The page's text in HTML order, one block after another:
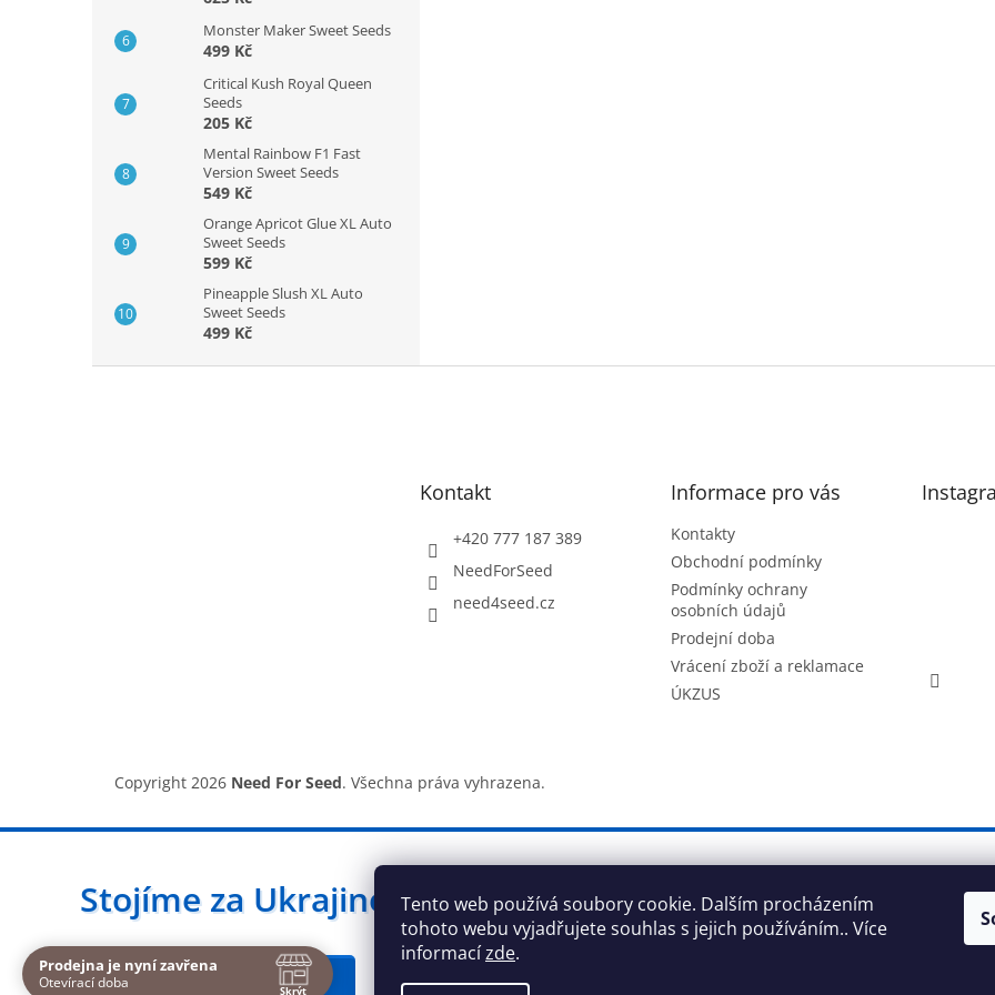
Tento web používá soubory cookie. Dalším procházením
tohoto webu vyjadřujete souhlas s jejich používáním.. Více
informacízde.
Monster Maker Sweet Seeds
499 Kč
Critical Kush Royal Queen
Seeds
205 Kč
Mental Rainbow F1 Fast
Version Sweet Seeds
549 Kč
Orange Apricot Glue XL Auto
Sweet Seeds
599 Kč
Pineapple Slush XL Auto
Sweet Seeds
499 Kč
Kontakt
+420 777 187 389
NeedForSeed
need4seed.cz
Informace pro vás
Kontakty
Obchodní podmínky
Podmínky ochrany
osobních údajů
Prodejní doba
Vrácení zboží a reklamace
ÚKZUS
Copyright 2026 Need For Seed. Všechna práva vyhrazena.
Prodejna je nyní zavřena
Otevírací doba
Skrýt
Navštivte nás osobně
Stojíme za Ukrajinou ❤️
Jak a čím pomoci »